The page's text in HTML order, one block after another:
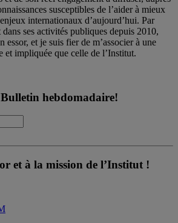
susceptibles de l’aider à mieux
internationaux d’aujourd’hui. Par
ses activités publiques depuis 2010,
essor, et je suis fier de m’associer à une
et impliquée que celle de l’Institut.
hebdomadaire!
et à la mission de l’Institut !